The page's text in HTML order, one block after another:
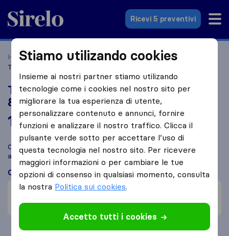
Sirelo.it
Ricevi 5 preventivi
Home Le 10 migliori aziende di traslochi in Italia
Traslochi Cappiello di Mazzetti Daniele & C.Sas
Traslochi Cappiello di Mazzetti Daniele
& C.Sas
10,0 basato su13
recensioni di Sirelo e Google
i
Confronta Traslochi Cappiello di Mazzetti Daniele & C.Sas con
altreaziende di traslochidiTorino
Cosa dicono i clienti
Comunicazione (1)
Efficienza (1)
Stiamo utilizando cookies
Insieme ai nostri partner stiamo utilizando
tecnologie come i cookies nel nostro sito per
migliorare la tua esperienza di utente,
personalizzare contenuto e annunci, fornire
funzioni e analizzare il nostro traffico. Clicca il
pulsante verde sotto per accettare l’uso di
questa tecnologia nel nostro sito. Per ricevere
maggiori informazioni o per cambiare le tue
opzioni di consenso in qualsiasi momento, consulta
la nostra Politica sui cookies.
Accetto tutti i cookies